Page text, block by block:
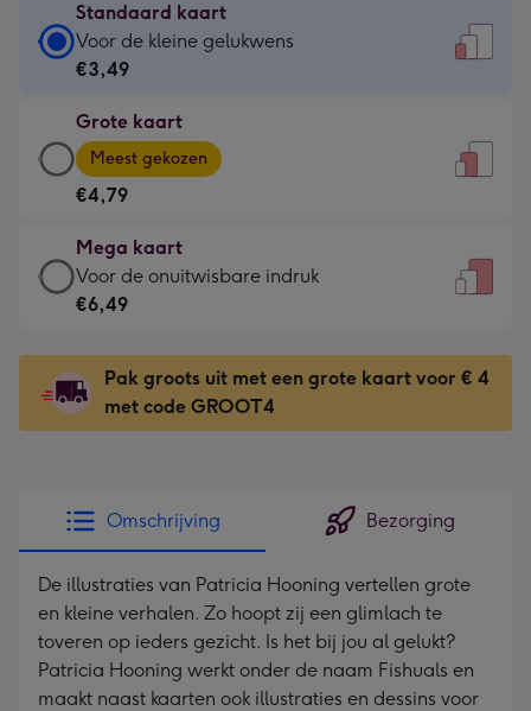
Standaard kaart
Standaard
kaart
€3,49
-
Voor
kleine
gelukwens
-
120
x
160
mm
Voor de kleine gelukwens
€3,49
Grote kaart
Grote
kaart
-
€4,79
-
Meest
gekozen
Dimensions:
167
x
Meest gekozen
€4,79
Mega kaart
Mega
kaart
€6,49
-
Voor
-
Dimensions:
241
x
333
mm
Voor de onuitwisbare indruk
€6,49
Pak groots uit met een grote kaart voor € 4
met code GROOT4
Omschrijving Bezorging
De illustraties van Patricia Hooning vertellen grote
en kleine verhalen. Zo hoopt zij een glimlach te
toveren op ieders gezicht. Is het bij jou al gelukt?
Patricia Hooning werkt onder de naam Fishuals en
maakt naast kaarten ook illustraties en dessins voor